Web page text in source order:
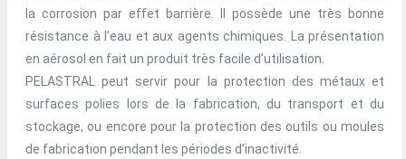
la corrosion par effet barrière. Il possède une très bonne
résistance à l’eau et aux agents chimiques. La présentation
en aérosol en fait un produit très facile d’utilisation.
PELASTRAL peut servir pour la protection des métaux et
surfaces polies lors de la fabrication, du transport et du
stockage, ou encore pour la protection des outils ou moules
de fabrication pendant les périodes d’inactivité.